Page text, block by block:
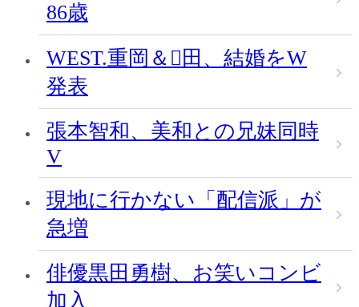
86歳
WEST.重岡＆田、結婚をW
発表
張本智和、美和との兄妹同時
V
現地に行かない「配信派」が
急増
俳優黒田勇樹、お笑いコンビ
加入